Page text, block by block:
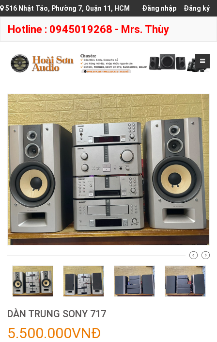
516 Nhật Tảo, Phường 7, Quận 11, HCM Đăng nhập Đăng ký
Hotline : 0945019268 - Mrs. Thùy
DÀN TRUNG SONY 717
5.500.000VNĐ